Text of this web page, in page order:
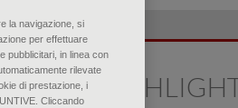
la navigazione, si
per effettuare
pubblicitari, in linea con
rilevate
di prestazione, i
Cliccando